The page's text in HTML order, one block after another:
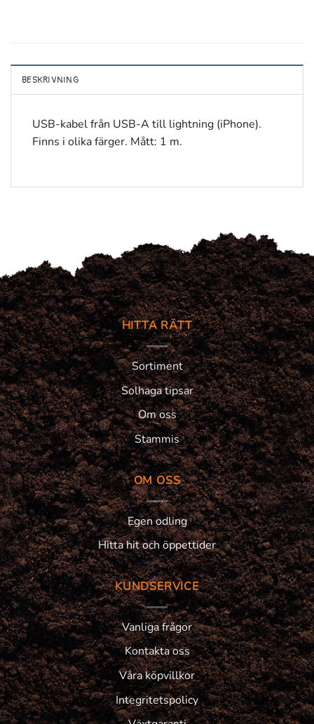
BESKRIVNING
USB-kabel från USB-A till lightning (iPhone).
Finns i olika färger. Mått: 1 m.
HITTA RÄTT
Sortiment
Solhaga tipsar
Om oss
Stammis
OM OSS
Egen odling
Hitta hit och öppettider
KUNDSERVICE
Vanliga frågor
Kontakta oss
Våra köpvillkor
Integritetspolicy